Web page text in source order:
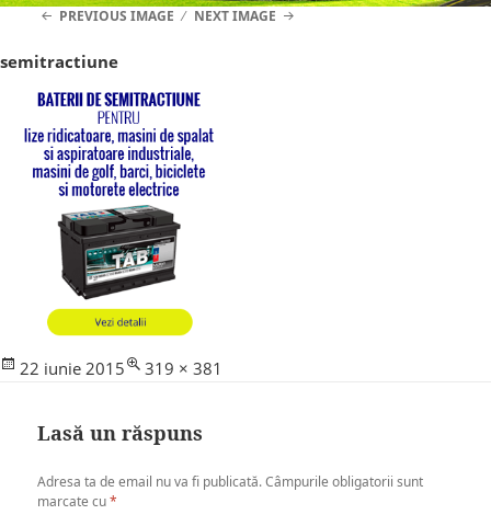
PREVIOUS IMAGE NEXT IMAGE
semitractiune
Posted
22 iunie 2015
Full
319 × 381
Lasă un răspuns
Adresa ta de email nu va fi publicată. Câmpurile obligatorii sunt
marcate cu*